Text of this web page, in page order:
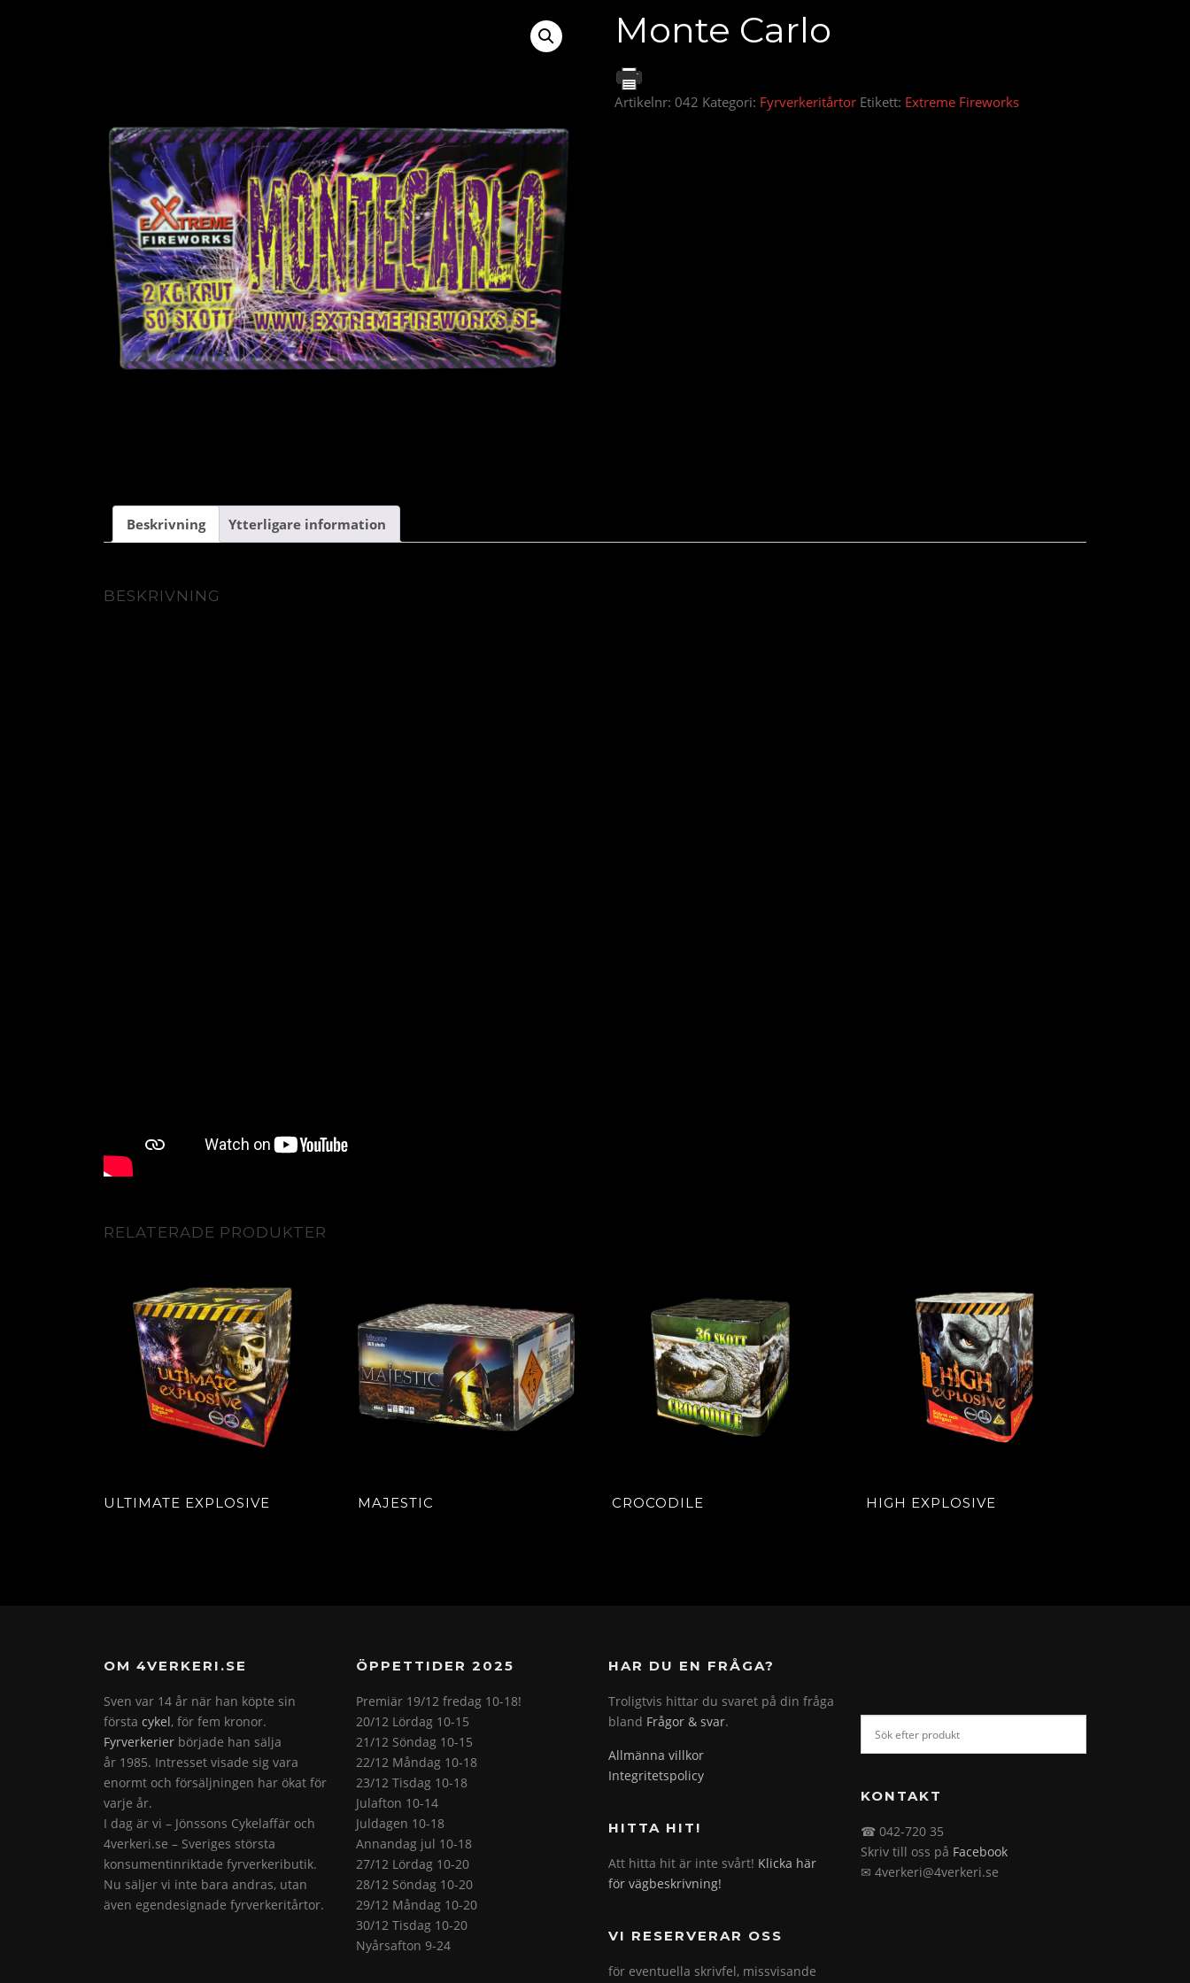
Monte Carlo
Artikelnr:042 Kategori: Fyrverkeritårtor Etikett: Extreme Fireworks
Beskrivning Ytterligare information
BESKRIVNING
RELATERADE PRODUKTER
ULTIMATE EXPLOSIVE MAJESTIC CROCODILE HIGH EXPLOSIVE
OM 4VERKERI.SE
Sven var 14 år när han köpte sin
första cykel, för fem kronor.
Fyrverkerier började han sälja
år 1985. Intresset visade sig vara
enormt och försäljningen har ökat för
varje år.
I dag är vi – Jönssons Cykelaffär och
4verkeri.se – Sveriges största
konsumentinriktade fyrverkeributik.
Nu säljer vi inte bara andras, utan
även egendesignade fyrverkeritårtor.
ÖPPETTIDER 2025
Premiär 19/12 fredag 10-18!
20/12 Lördag 10-15
21/12 Söndag 10-15
22/12 Måndag 10-18
23/12 Tisdag 10-18
Julafton 10-14
Juldagen 10-18
Annandag jul 10-18
27/12 Lördag 10-20
28/12 Söndag 10-20
29/12 Måndag 10-20
30/12 Tisdag 10-20
Nyårsafton 9-24
HAR DU EN FRÅGA?
Troligtvis hittar du svaret på din fråga
bland Frågor & svar.
Allmänna villkor
Integritetspolicy
HITTA HIT!
Att hitta hit är inte svårt! Klicka här
för vägbeskrivning!
VI RESERVERAR OSS
för eventuella skrivfel, missvisande
KONTAKT
☎ 042-720 35
Skriv till oss på Facebook
✉ 4verkeri@4verkeri.se